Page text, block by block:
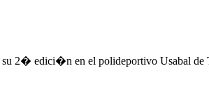
2� edici�n en el polideportivo Usabal de